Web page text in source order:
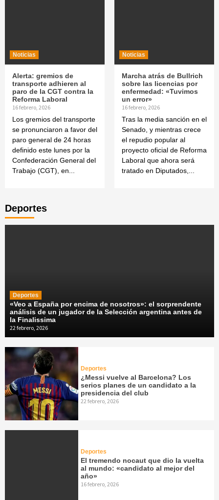
Noticias
Alerta: gremios de
transporte adhieren al
paro de la CGT contra la
Reforma Laboral
16 febrero, 2026
Los gremios del transporte
se pronunciaron a favor del
paro general de 24 horas
definido este lunes por la
Confederación General del
Trabajo (CGT), en...
Noticias
Marcha atrás de Bullrich
sobre las licencias por
enfermedad: «Tuvimos
un error»
16 febrero, 2026
Tras la media sanción en el
Senado, y mientras crece
el repudio popular al
proyecto oficial de Reforma
Laboral que ahora será
tratado en Diputados,...
Deportes
Deportes
«Veo a España por encima de nosotros»: el sorprendente
análisis de un jugador de la Selección argentina antes de
la Finalissima
22 febrero, 2026
Deportes
¿Messi vuelve al Barcelona? Los
serios planes de un candidato a la
presidencia del club
22 febrero, 2026
Deportes
El tremendo nocaut que dio la vuelta
al mundo: «candidato al mejor del
año»
16 febrero, 2026